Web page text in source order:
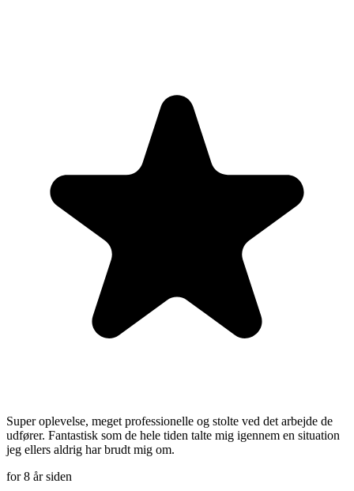
Super oplevelse, meget professionelle og stolte ved det arbejde de
udfører. Fantastisk som de hele tiden talte mig igennem en situation
jeg ellers aldrig har brudt mig om.
for 8 år siden